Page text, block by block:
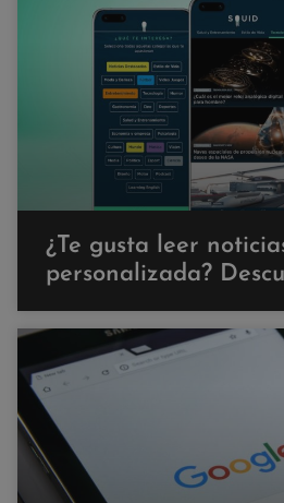
¿Te gusta leer
personalizada?